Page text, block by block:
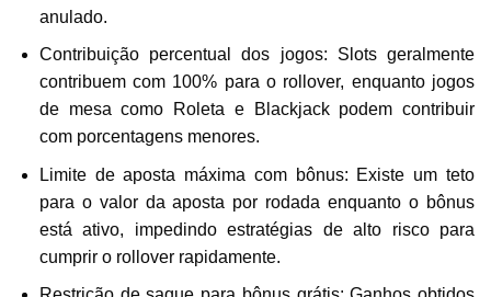
anulado.
Contribuição percentual dos jogos: Slots geralmente
contribuem com 100% para o rollover, enquanto jogos
de mesa como Roleta e Blackjack podem contribuir
com porcentagens menores.
Limite de aposta máxima com bônus: Existe um teto
para o valor da aposta por rodada enquanto o bônus
está ativo, impedindo estratégias de alto risco para
cumprir o rollover rapidamente.